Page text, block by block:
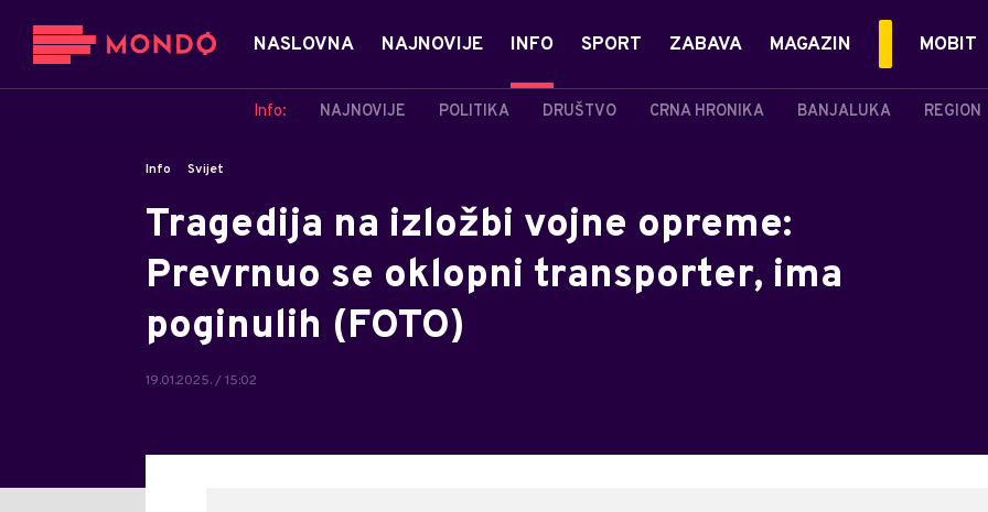
NASLOVNA NAJNOVIJE INFO
Info: NAJNOVIJE POLITIKA DRUŠTVO CRNA HRONIKA BANJALUKA REGION
SPORT ZABAVA MAGAZIN MOBIT
Info Svijet
Tragedija na izložbi vojne opreme:
Prevrnuo se oklopni transporter, ima
poginulih (FOTO)
19.01.2025. / 15:02